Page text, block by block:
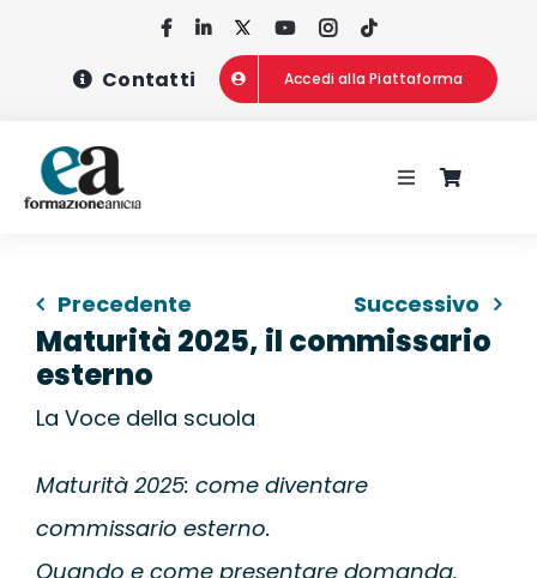
Contatti Accedi alla Piattaforma
Toggle
CHI SIAMO
Precedente Successivo
Maturità 2025, il commissario
esterno
La Voce della scuola
Maturità 2025: come diventare
commissario esterno.
Quando e come presentare domanda,